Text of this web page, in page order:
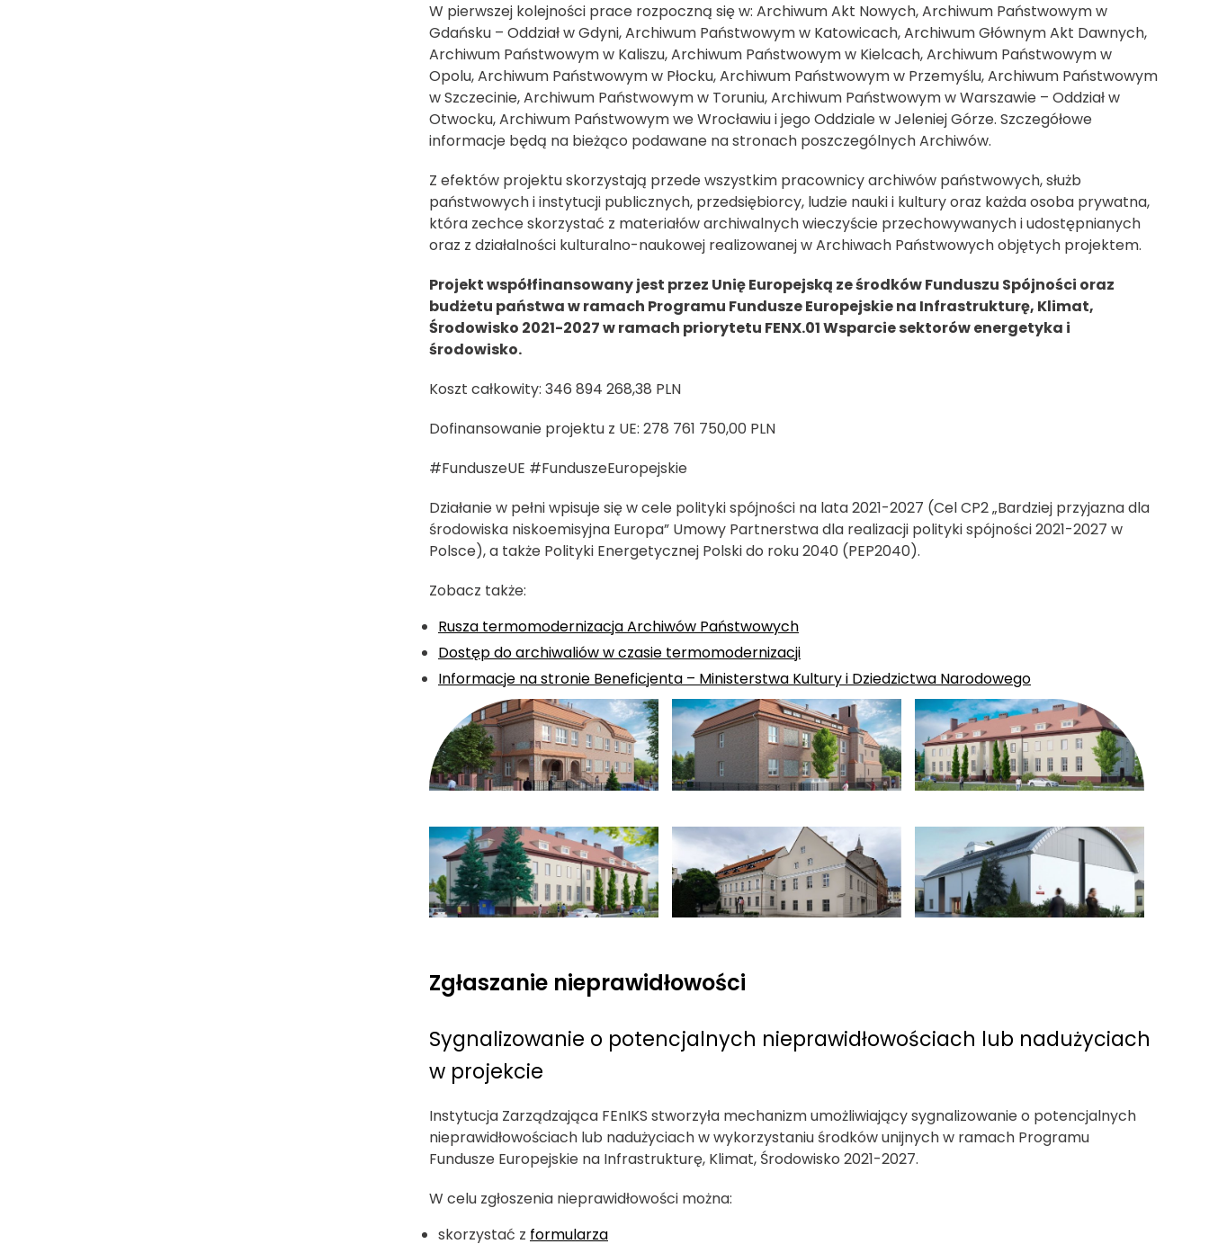
W pierwszej kolejności prace rozpoczną się w: Archiwum Akt Nowych, Archiwum Państwowym w
Gdańsku – Oddział w Gdyni, Archiwum Państwowym w Katowicach, Archiwum Głównym Akt Dawnych,
Archiwum Państwowym w Kaliszu, Archiwum Państwowym w Kielcach, Archiwum Państwowym w
Opolu, Archiwum Państwowym w Płocku, Archiwum Państwowym w Przemyślu, Archiwum Państwowym
w Szczecinie, Archiwum Państwowym w Toruniu, Archiwum Państwowym w Warszawie – Oddział w
Otwocku, Archiwum Państwowym we Wrocławiu i jego Oddziale w Jeleniej Górze. Szczegółowe
informacje będą na bieżąco podawane na stronach poszczególnych Archiwów.
Z efektów projektu skorzystają przede wszystkim pracownicy archiwów państwowych, służb
państwowych i instytucji publicznych, przedsiębiorcy, ludzie nauki i kultury oraz każda osoba prywatna,
która zechce skorzystać z materiałów archiwalnych wieczyście przechowywanych i udostępnianych
oraz z działalności kulturalno-naukowej realizowanej w Archiwach Państwowych objętych projektem.
Projekt współfinansowany jest przez Unię Europejską ze środków Funduszu Spójności oraz
budżetu państwa w ramach Programu Fundusze Europejskie na Infrastrukturę, Klimat,
Środowisko 2021-2027 w ramach priorytetu FENX.01 Wsparcie sektorów energetyka i
środowisko.
Koszt całkowity: 346 894 268,38 PLN
Dofinansowanie projektu z UE: 278 761 750,00 PLN
#FunduszeUE #FunduszeEuropejskie
Działanie w pełni wpisuje się w cele polityki spójności na lata 2021-2027 (Cel CP2 „Bardziej przyjazna dla
środowiska niskoemisyjna Europa” Umowy Partnerstwa dla realizacji polityki spójności 2021-2027 w
Polsce), a także Polityki Energetycznej Polski do roku 2040 (PEP2040).
Zobacz także:
Rusza termomodernizacja Archiwów Państwowych
Dostęp do archiwaliów w czasie termomodernizacji
Informacje na stronie Beneficjenta – Ministerstwa Kultury i Dziedzictwa Narodowego
kliknięcie spowoduje powiększenie zdjęcia w galeriikliknięcie spowoduje powiększenie zdjęcia w galeriikliknięcie spowoduje powiększenie
kliknięcie spowoduje powiększenie zdjęcia w galeriikliknięcie spowoduje powiększenie zdjęcia w galeriikliknięcie spowoduje powiększenie
Zgłaszanie nieprawidłowości
Sygnalizowanie o potencjalnych nieprawidłowościach lub nadużyciach
w projekcie
Instytucja Zarządzająca FEnIKS stworzyła mechanizm umożliwiający sygnalizowanie o potencjalnych
nieprawidłowościach lub nadużyciach w wykorzystaniu środków unijnych w ramach Programu
Fundusze Europejskie na Infrastrukturę, Klimat, Środowisko 2021-2027.
W celu zgłoszenia nieprawidłowości można:
skorzystać z formularza